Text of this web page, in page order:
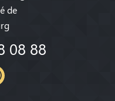
de
08 88